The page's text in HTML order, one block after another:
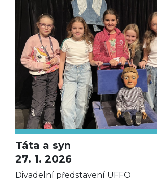
Táta a syn
27. 1. 2026
Divadelní představení UFFO